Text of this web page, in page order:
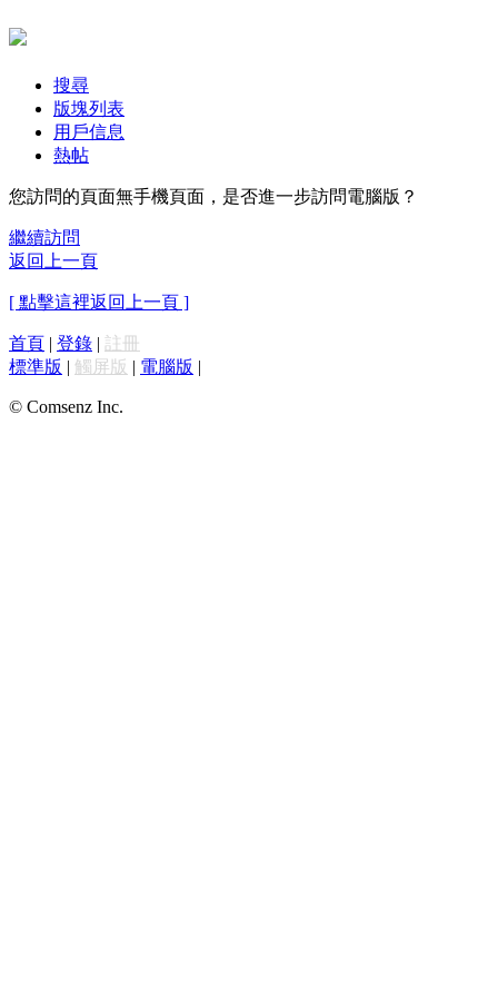
搜尋
版塊列表
用戶信息
熱帖
您訪問的頁面無手機頁面，是否進一步訪問電腦版？
繼續訪問
返回上一頁
[ 點擊這裡返回上一頁 ]
首頁 | 登錄 | 註冊
標準版 | 觸屏版 | 電腦版 |
© Comsenz Inc.